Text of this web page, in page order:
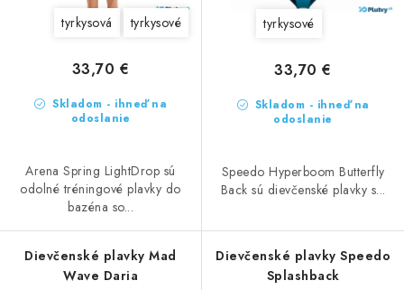
OTUŽOVANIE
tyrkysová tyrkysové
Skladom - ihneď na
odoslanie
33,70 €
Arena Spring LightDrop sú
odolné tréningové plavky do
bazéna so...
tyrkysové
Skladom - ihneď na
odoslanie
33,70 €
Speedo Hyperboom Butterfly
Back sú dievčenské plavky s...
Dievčenské plavky Mad
Wave Daria
Dievčenské plavky Speedo
Splashback